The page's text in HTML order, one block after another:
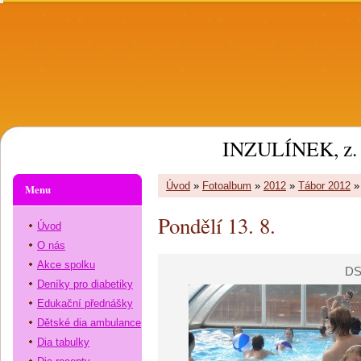
INZULÍNEK, z.
Úvod » Fotoalbum » 2012 » Tábor 2012
Pondělí 13. 8.
Menu
Úvod
O nás
Akce spolku
Deníky pro diabetiky
Edukační přednášky
Dětské dia ambulance
Dia tabulky